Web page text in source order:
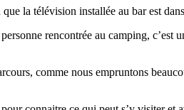
la télévision installée au bar est
rencontrée au camping, c’est
comme nous empruntons